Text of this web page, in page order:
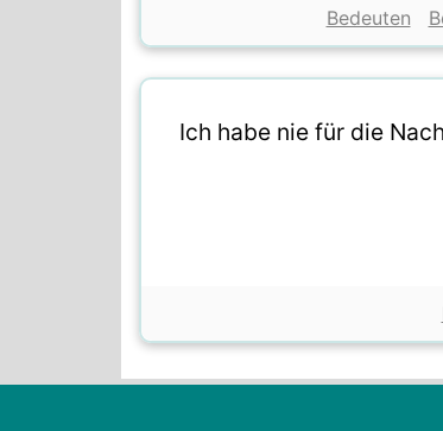
Bedeuten
Ich habe nie für die